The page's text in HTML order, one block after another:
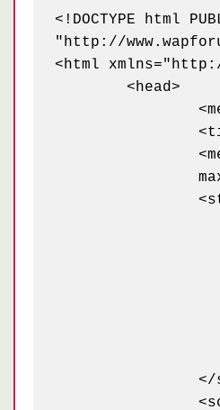
<!DOCTYPE html
"http://
<html